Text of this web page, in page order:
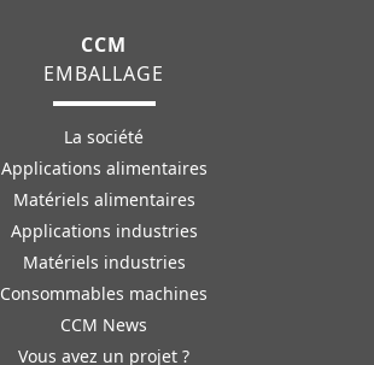
CCM
EMBALLAGE
La société
Applications alimentaires
Matériels alimentaires
Applications industries
Matériels industries
Consommables machines
CCM News
Vous avez un projet ?